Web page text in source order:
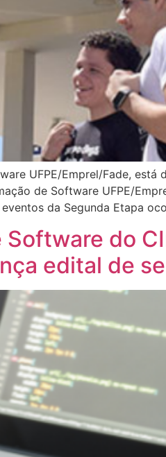
UFPE/Emprel/Fade,
de Software UFPE/
da Segunda Etapa
do
edital de